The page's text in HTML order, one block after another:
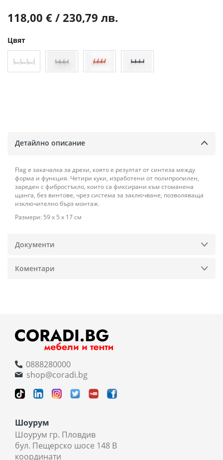
118,00 € / 230,79 лв.
Цвят
Детайлно описание
Flag е закачалка за дрехи, която е резултат от синтеза между
форма и функция. Четири куки, изработени от полипропилен,
зареден с фибростъкло, които са фиксирани към стоманена
щанга, без винтове, чрез система за заключване, позволяваща
изключително бърз монтаж.
Размери: 59 х 5 х 17 см
Документи
Коментари
0888280000
shop@coradi.bg
Шоурум
Шоурум гр. Пловдив
бул. Пещерско шосе 148 В
координати